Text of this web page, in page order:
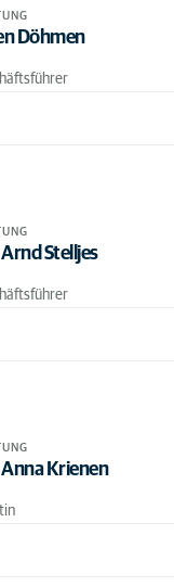
Döhmen
Arnd Stelljes
Anna Krienen